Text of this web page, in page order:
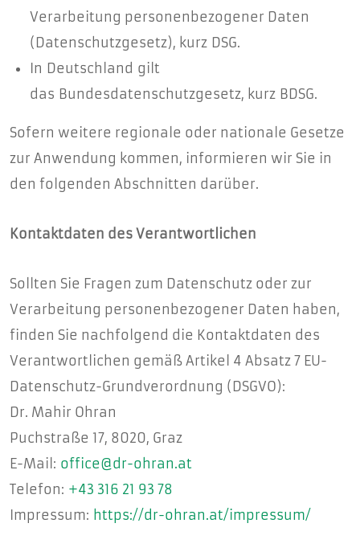
Verarbeitung personenbezogener Daten
(Datenschutzgesetz), kurz DSG.
In Deutschland gilt
das Bundesdatenschutzgesetz, kurz BDSG.
Sofern weitere regionale oder nationale Gesetze
zur Anwendung kommen, informieren wir Sie in
den folgenden Abschnitten darüber.
Kontaktdaten des Verantwortlichen
Sollten Sie Fragen zum Datenschutz oder zur
Verarbeitung personenbezogener Daten haben,
finden Sie nachfolgend die Kontaktdaten des
Verantwortlichen gemäß Artikel 4 Absatz 7 EU-
Datenschutz-Grundverordnung (DSGVO):
Dr. Mahir Ohran
Puchstraße 17, 8020, Graz
E-Mail: office@dr-ohran.at
Telefon: +43 316 21 93 78
Impressum: https://dr-ohran.at/impressum/